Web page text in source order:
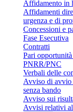
Affidamento in
Affidamenti
urgenza e di
Concessioni e
Fase Esecutiva
Contratti
Pari
PNRR/PNC
Verbali delle
Avviso di avvio
senza bando
Avviso sui
Avvisi relativi